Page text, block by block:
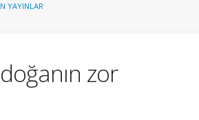
YAYINLAR
zor